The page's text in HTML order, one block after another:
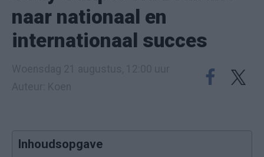
naar nationaal en
internationaal succes
Inhoudsopgave